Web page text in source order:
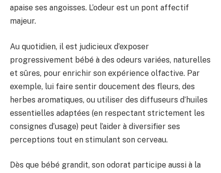
apaise ses angoisses. L’odeur est un pont affectif
majeur.
Au quotidien, il est judicieux d’exposer
progressivement bébé à des odeurs variées, naturelles
et sûres, pour enrichir son expérience olfactive. Par
exemple, lui faire sentir doucement des fleurs, des
herbes aromatiques, ou utiliser des diffuseurs d’huiles
essentielles adaptées (en respectant strictement les
consignes d’usage) peut l’aider à diversifier ses
perceptions tout en stimulant son cerveau.
Dès que bébé grandit, son odorat participe aussi à la